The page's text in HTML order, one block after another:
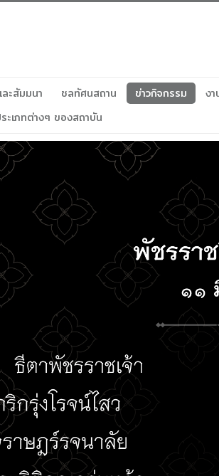
ะสัมมนา ชลทัศนสถาน ข่าวกิจกรรม ง
ะเภทต่างๆ ของสถาบัน